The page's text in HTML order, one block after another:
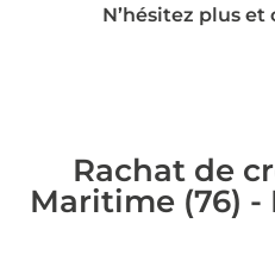
N’hésitez plus
Rachat de
Maritime (76)